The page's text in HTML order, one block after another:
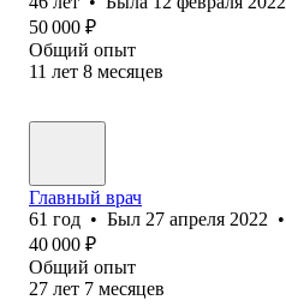
50 000 ₽
Общий опыт
11 лет 8 месяцев
Главный врач
61 год • Был 27 апреля 2022 •
40 000 ₽
Общий опыт
27 лет 7 месяцев